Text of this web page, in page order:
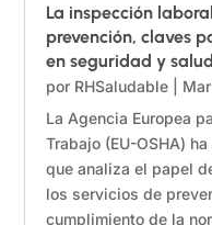
La inspección
prevención, claves
en seguridad y
por RHSaludable
La Agencia Europea
Trabajo (EU-OSHA)
que analiza el papel
los servicios de
cumplimiento de la